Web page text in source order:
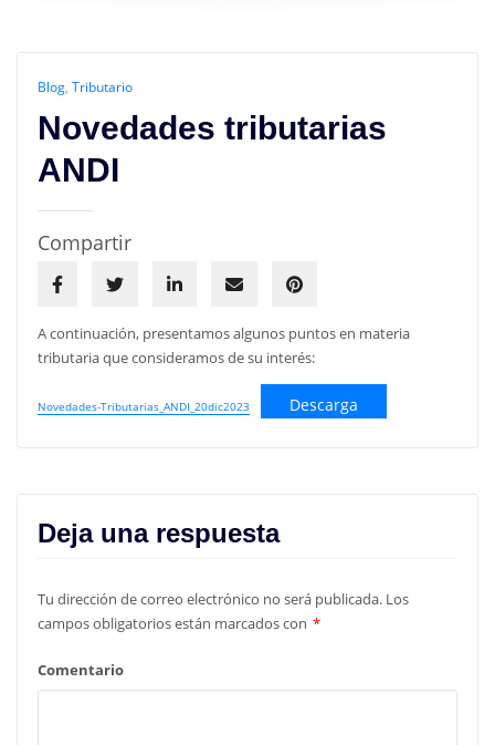
Blog, Tributario
Novedades tributarias
ANDI
Compartir
A continuación, presentamos algunos puntos en materia
tributaria que consideramos de su interés:
Novedades-Tributarias_ANDI_20dic2023 Descarga
Deja una respuesta
Tu dirección de correo electrónico no será publicada. Los
campos obligatorios están marcados con *
Comentario